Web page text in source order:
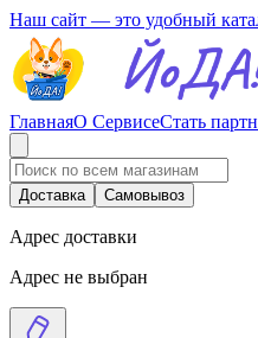
Наш сайт — это удобный
ГлавнаяО СервисеСтать
Доставка Самовывоз
Адрес доставки
Адрес не выбран